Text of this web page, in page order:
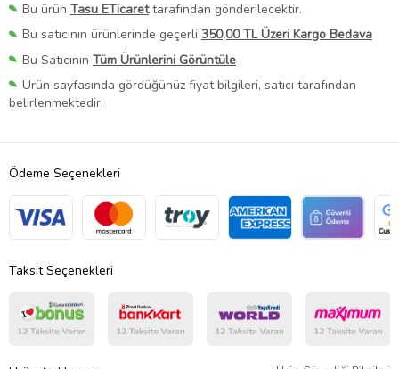
Bu ürün Tasu ETicarettarafından gönderilecektir.
Bu satıcının ürünlerinde geçerli 350,00 TL Üzeri Kargo Bedava
Bu Satıcının Tüm Ürünlerini Görüntüle
Ürün sayfasında gördüğünüz fiyat bilgileri, satıcı tarafından
belirlenmektedir.
Ödeme Seçenekleri
Taksit Seçenekleri